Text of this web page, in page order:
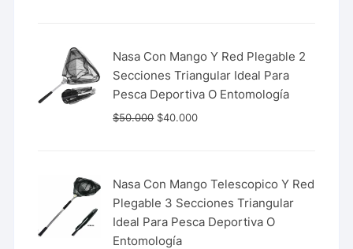
Nasa Con Mango Y Red Plegable 2
Secciones Triangular Ideal Para
Pesca Deportiva O Entomología
$50.000 $40.000
Nasa Con Mango Telescopico Y Red
Plegable 3 Secciones Triangular
Ideal Para Pesca Deportiva O
Entomología